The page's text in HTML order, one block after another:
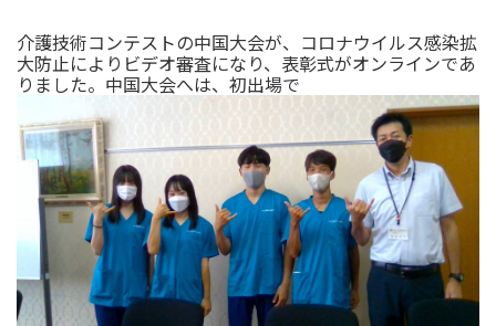
介護技術コンテストの中国大会が、コロナウイルス感染拡
大防止によりビデオ審査になり、表彰式がオンラインであ
りました。中国大会へは、初出場で